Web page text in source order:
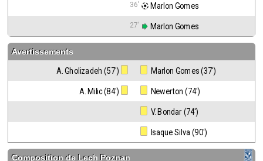
36' Marlon Gomes
27' Marlon Gomes
Avertissements
A. Gholizadeh (57') Marlon Gomes (37')
A. Milic (84') Newerton (74')
V. Bondar (74')
Isaque Silva (90')
Composition de Lech Poznan